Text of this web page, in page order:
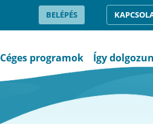
BELÉPÉS
Céges programok Így